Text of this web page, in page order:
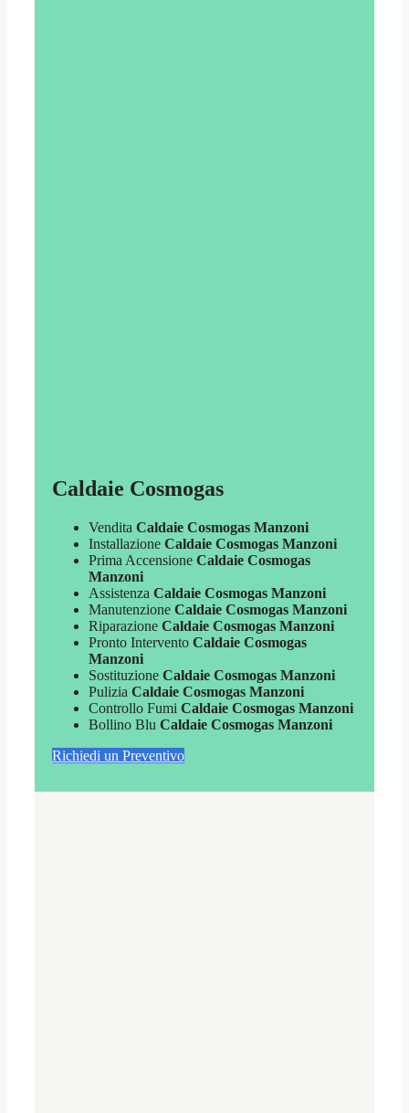
Caldaie Cosmogas
Vendita Caldaie Cosmogas Manzoni
Installazione Caldaie Cosmogas Manzoni
Prima Accensione Caldaie Cosmogas
Manzoni
Assistenza Caldaie Cosmogas Manzoni
Manutenzione Caldaie Cosmogas Manzoni
Riparazione Caldaie Cosmogas Manzoni
Pronto Intervento Caldaie Cosmogas
Manzoni
Sostituzione Caldaie Cosmogas Manzoni
Pulizia Caldaie Cosmogas Manzoni
Controllo Fumi Caldaie Cosmogas Manzoni
Bollino Blu Caldaie Cosmogas Manzoni
Richiedi un Preventivo